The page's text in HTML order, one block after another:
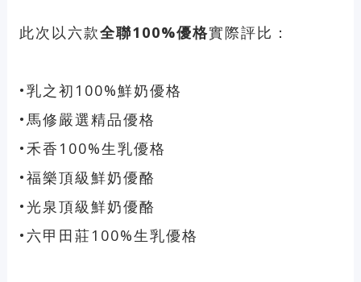
此次以六款全聯100%優格實際評比：
•乳之初100%鮮奶優格
•馬修嚴選精品優格
•禾香100%生乳優格
•福樂頂級鮮奶優酪
•光泉頂級鮮奶優酪
•六甲田莊100%生乳優格